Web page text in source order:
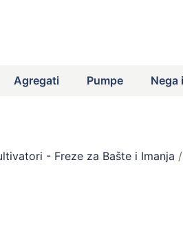
Agregati Pumpe Nega
- Freze za Bašte i Imanja /